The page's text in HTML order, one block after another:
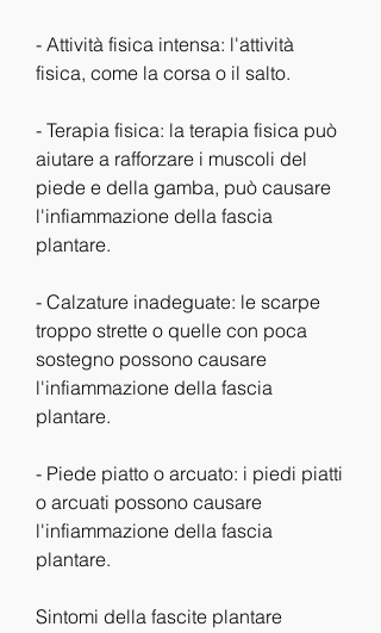
- Attività fisica intensa: l'attività
fisica, come la corsa o il salto.
- Terapia fisica: la terapia fisica può
aiutare a rafforzare i muscoli del
piede e della gamba, può causare
l'infiammazione della fascia
plantare.
- Calzature inadeguate: le scarpe
troppo strette o quelle con poca
sostegno possono causare
l'infiammazione della fascia
plantare.
- Piede piatto o arcuato: i piedi piatti
o arcuati possono causare
l'infiammazione della fascia
plantare.
Sintomi della fascite plantare